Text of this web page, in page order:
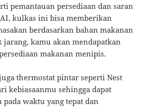
pemantauan persediaan dan saran
kulkas ini bisa memberikan
berdasarkan bahan makanan
jarang, kamu akan mendapatkan
makanan menipis.
thermostat pintar seperti Nest
kebiasaanmu sehingga dapat
waktu yang tepat dan